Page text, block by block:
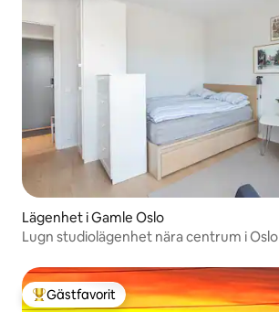
Lägenhet i Gamle Oslo
Lugn studiolägenhet nära centrum i Oslo
Populär gästfavorit
Gästfavorit